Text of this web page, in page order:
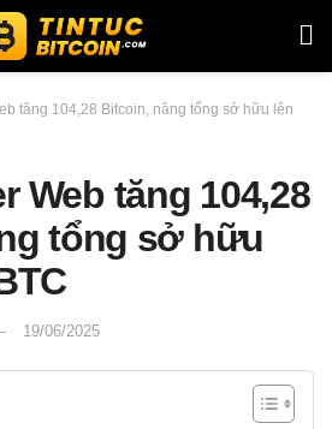
tăng 104,28 Bitcoin, nâng tổng sở hữu lên
Web tăng 104,28
tổng sở hữu
19/06/2025